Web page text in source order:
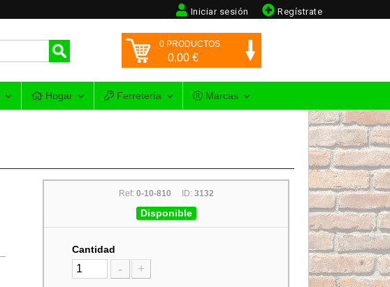
Regístrate
Iniciar sesión
0 PRODUCTOS
0,00 €
Hogar Ferretería Marcas
Ref: 0-10-810 ID: 3132
Disponible
Cantidad
- +